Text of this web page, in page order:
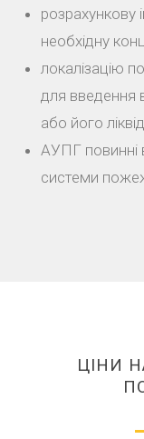
розрахункову
необхідну
локалізацію
для введення
або його
АУПГ повинні
системи
ЦІНИ